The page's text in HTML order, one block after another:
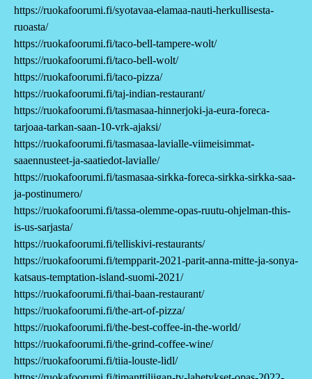
https://ruokafoorumi.fi/syotavaa-elamaa-nauti-herkullisesta-
ruoasta/
https://ruokafoorumi.fi/taco-bell-tampere-wolt/
https://ruokafoorumi.fi/taco-bell-wolt/
https://ruokafoorumi.fi/taco-pizza/
https://ruokafoorumi.fi/taj-indian-restaurant/
https://ruokafoorumi.fi/tasmasaa-hinnerjoki-ja-eura-foreca-
tarjoaa-tarkan-saan-10-vrk-ajaksi/
https://ruokafoorumi.fi/tasmasaa-lavialle-viimeisimmat-
saaennusteet-ja-saatiedot-lavialle/
https://ruokafoorumi.fi/tasmasaa-sirkka-foreca-sirkka-sirkka-saa-
ja-postinumero/
https://ruokafoorumi.fi/tassa-olemme-opas-ruutu-ohjelman-this-
is-us-sarjasta/
https://ruokafoorumi.fi/telliskivi-restaurants/
https://ruokafoorumi.fi/tempparit-2021-parit-anna-mitte-ja-sonya-
katsaus-temptation-island-suomi-2021/
https://ruokafoorumi.fi/thai-baan-restaurant/
https://ruokafoorumi.fi/the-art-of-pizza/
https://ruokafoorumi.fi/the-best-coffee-in-the-world/
https://ruokafoorumi.fi/the-grind-coffee-wine/
https://ruokafoorumi.fi/tiia-louste-lidl/